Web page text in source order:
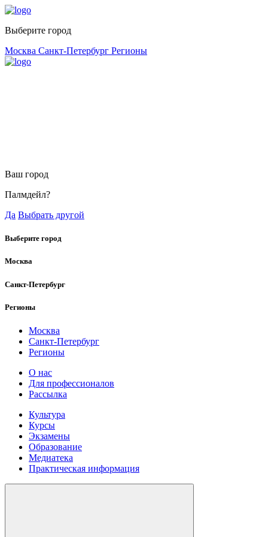
Выберите город
Москва Санкт-Петербург Регионы
Ваш город
Палмдейл?
Да Выбрать другой
Выберите город
Москва
Санкт-Петербург
Регионы
Москва
Санкт-Петербург
Регионы
О нас
Для профессионалов
Рассылка
Культура
Курсы
Экзамены
Образование
Медиатека
Практическая информация